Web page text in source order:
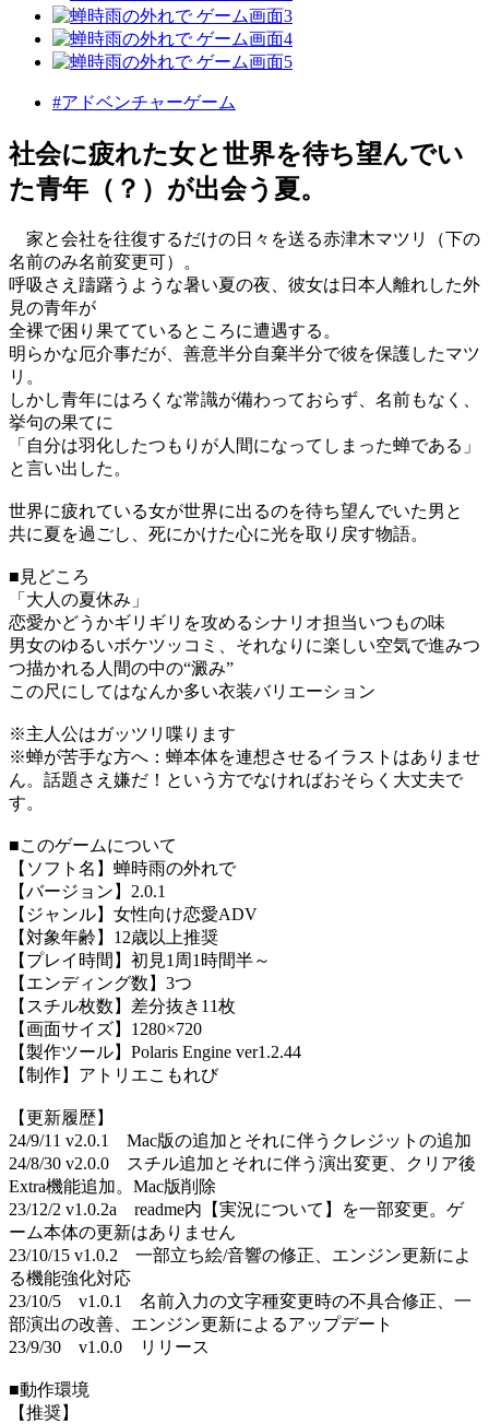
#アドベンチャーゲーム
社会に疲れた女と世界を待ち望んでい
た青年（？）が出会う夏。
家と会社を往復するだけの日々を送る赤津木マツリ（下の
名前のみ名前変更可）。
呼吸さえ躊躇うような暑い夏の夜、彼女は日本人離れした外
見の青年が
全裸で困り果てているところに遭遇する。
明らかな厄介事だが、善意半分自棄半分で彼を保護したマツ
リ。
しかし青年にはろくな常識が備わっておらず、名前もなく、
挙句の果てに
「自分は羽化したつもりが人間になってしまった蝉である」
と言い出した。
世界に疲れている女が世界に出るのを待ち望んでいた男と
共に夏を過ごし、死にかけた心に光を取り戻す物語。
■見どころ
「大人の夏休み」
恋愛かどうかギリギリを攻めるシナリオ担当いつもの味
男女のゆるいボケツッコミ、それなりに楽しい空気で進みつ
つ描かれる人間の中の“澱み”
この尺にしてはなんか多い衣装バリエーション
※主人公はガッツリ喋ります
※蝉が苦手な方へ：蝉本体を連想させるイラストはありませ
ん。話題さえ嫌だ！という方でなければおそらく大丈夫で
す。
■このゲームについて
【ソフト名】蝉時雨の外れで
【バージョン】2.0.1
【ジャンル】女性向け恋愛ADV
【対象年齢】12歳以上推奨
【プレイ時間】初見1周1時間半～
【エンディング数】3つ
【スチル枚数】差分抜き11枚
【画面サイズ】1280×720
【製作ツール】Polaris Engine ver1.2.44
【制作】アトリエこもれび
【更新履歴】
24/9/11 v2.0.1 Mac版の追加とそれに伴うクレジットの追加
24/8/30 v2.0.0 スチル追加とそれに伴う演出変更、クリア後
Extra機能追加。Mac版削除
23/12/2 v1.0.2a readme内【実況について】を一部変更。ゲ
ーム本体の更新はありません
23/10/15 v1.0.2 一部立ち絵/音響の修正、エンジン更新によ
る機能強化対応
23/10/5 v1.0.1 名前入力の文字種変更時の不具合修正、一
部演出の改善、エンジン更新によるアップデート
23/9/30 v1.0.0 リリース
■動作環境
【推奨】